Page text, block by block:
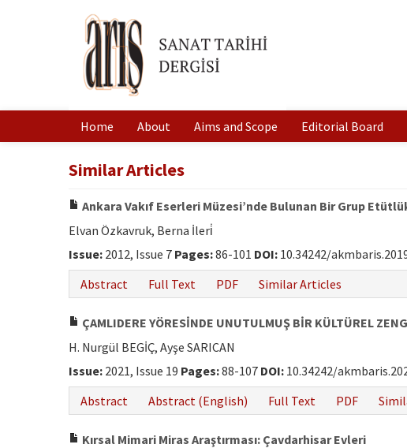
Home About Aims and Scope Editorial Board
Similar Articles
Ankara Vakıf Eserleri Müzesi’nde Bulunan Bir Grup
Elvan Özkavruk, Berna İleri̇
Issue: 2012, Issue 7 Pages:86-101 DOI: 10.34242/
Abstract
Full Text PDF Similar Articles
ÇAMLIDERE YÖRESİNDE UNUTULMUŞ BİR KÜLTÜREL
H. Nurgül BEGİÇ, Ayşe SARICAN
Issue: 2021, Issue 19 Pages:88-107 DOI: 10.34242/
Abstract
Abstract (English) Full Text PDF
Kırsal Mimari Miras Araştırması: Çavdarhisar Evleri